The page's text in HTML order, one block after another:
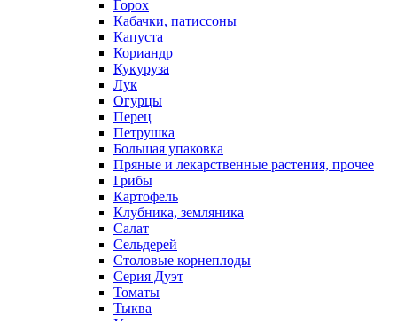
Горох
Кабачки, патиссоны
Капуста
Кориандр
Кукуруза
Лук
Огурцы
Перец
Петрушка
Большая упаковка
Пряные и лекарственные растения, прочее
Грибы
Картофель
Клубника, земляника
Салат
Сельдерей
Столовые корнеплоды
Серия Дуэт
Томаты
Тыква